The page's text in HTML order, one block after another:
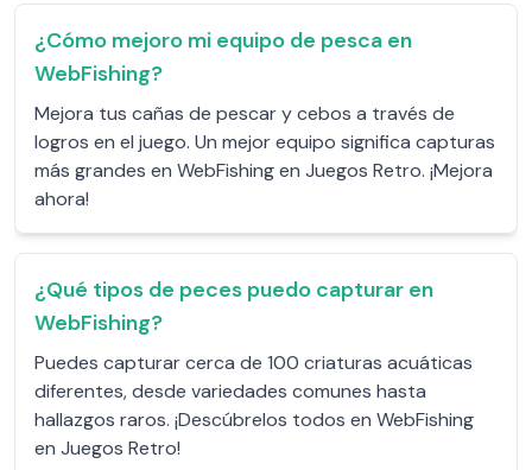
¿Cómo mejoro mi equipo de pesca en
WebFishing?
Mejora tus cañas de pescar y cebos a través de
logros en el juego. Un mejor equipo significa capturas
más grandes en WebFishing en Juegos Retro. ¡Mejora
ahora!
¿Qué tipos de peces puedo capturar en
WebFishing?
Puedes capturar cerca de 100 criaturas acuáticas
diferentes, desde variedades comunes hasta
hallazgos raros. ¡Descúbrelos todos en WebFishing
en Juegos Retro!